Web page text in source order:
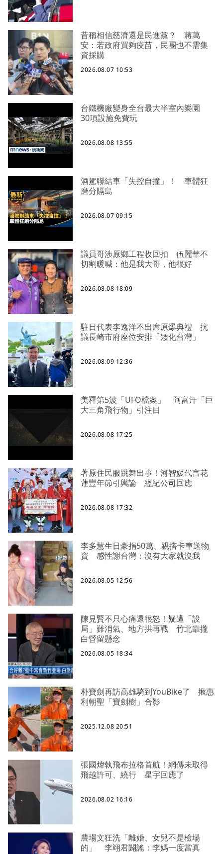
昔稱相信慈濟還是民進黨？ 蔣萬
安：若政府買夠疫苗，民團也不需集
資採購
2026.08.07 10:53
台鐵機廠變身全台最大半室內樂園
30項設施免費玩
2026.08.08 13:55
酒駕聯結車「失控自撞」！ 車體狂
磨分隔島
2026.08.07 09:15
議員哥涉原鄉工程收回扣 伍麗華不
切割暖喊：他是我大哥，他很好
2026.08.08 18:09
駐日代表李逸洋不出席原爆典禮 抗
議長崎市府座位安排「矮化台灣」
2026.08.09 12:36
美釋第5波「UFO檔案」 阿富汗「巨
大三角飛行物」引注目
2026.08.08 17:25
著原住民服跳舞出事！河智媛代言花
蓮豐年節引輿論 經紀公司回應
2026.08.08 17:32
李多慧生日豪捐50萬、親搭卡車送物
資 感性謝台灣：沒有大家就沒我
2026.08.05 12:56
陳見賢不只心痛還很怒！疑遭「設
局」難消氣、地方拱再戰 竹北靠攏
白營留懸念
2026.08.05 18:34
朴寶劍再訪高雄騎到YouBike了 揪惠
利朝聖「寶劍樹」合影
2025.12.08 20:51
張國煒執飛布拉格首航！網傳未取得
飛越許可、繞行 星宇回應了
2026.08.02 16:16
農場文狂洗「離婚、女兒不是檢場
的」 李翊君闢謠：李媽一度當真